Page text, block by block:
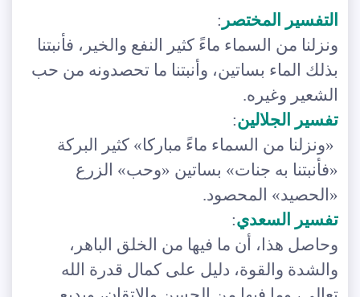
التفسير المختصر :
ونزلنا من السماء ماءً كثير النفع والخير، فأنبتنا
بذلك الماء بساتين، وأنبتنا ما تحصدونه من حب
الشعير وغيره.
تفسير الجلالين:
«ونزلنا من السماء ماءً مباركا» كثير البركة
«فأنبتنا به جنات» بساتين «وحب» الزرع
«الحصيد» المحصود.
تفسير السعدي:
وحاصل هذا، أن ما فيها من الخلق الباهر،
والشدة والقوة، دليل على كمال قدرة الله